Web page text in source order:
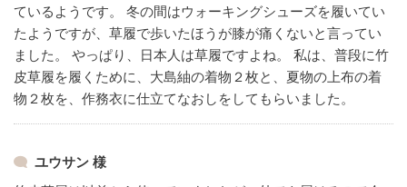
ているようです。
冬の間はウォーキングシューズを履いてい
たようですが、草履で歩いたほうが膝が痛くないと言ってい
ました。
やっぱり、日本人は草履ですよね。
私は、普段に竹
皮草履を履くために、大島紬の着物２枚と、夏物の上布の着
物２枚を、作務衣に仕立てなおしをしてもらいました。
ユウサン 様